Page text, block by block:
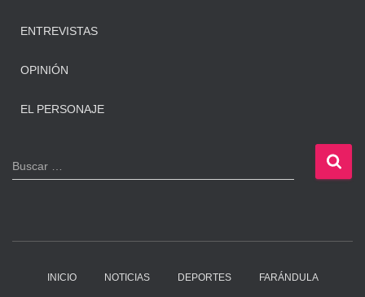
ENTREVISTAS
OPINIÓN
EL PERSONAJE
B
u
Buscar …
INICIO NOTICIAS DEPORTES FARÁNDULA